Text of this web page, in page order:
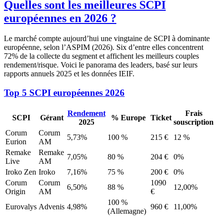
Quelles sont les meilleures SCPI
européennes en 2026 ?
Le marché compte aujourd’hui une vingtaine de SCPI à dominante
européenne, selon l’ASPIM (2026). Six d’entre elles concentrent
72% de la collecte du segment et affichent les meilleurs couples
rendement/risque. Voici le panorama des leaders, basé sur leurs
rapports annuels 2025 et les données IEIF.
Top 5 SCPI européennes 2026
SCPI Gérant
Rendement
2025
% Europe Ticket
Frais
souscription
Corum
Eurion
Corum
AM
5,73% 100 % 215 €
12 %
Remake
Live
Remake
AM
7,05% 80 % 204 €
0%
Iroko Zen Iroko 7,16% 75 % 200 €
0%
Corum
Origin
Corum
AM
6,50% 88 %
1090
€
12,00%
Eurovalys Advenis 4,98%
100 %
(Allemagne)
960 € 11,00%